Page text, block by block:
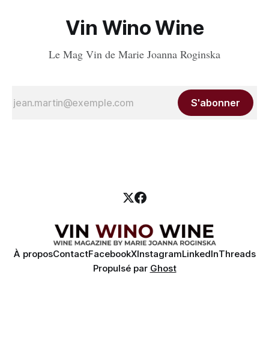
Vin Wino Wine
Le Mag Vin de Marie Joanna Roginska
S'abonner
À proposContactFacebookXInstagramLinkedInThreads
Propulsé par Ghost